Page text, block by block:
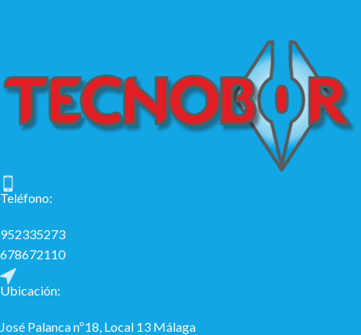
Teléfono:
952335273
678672110
Ubicación:
José Palanca nº18, Local 13 Málaga